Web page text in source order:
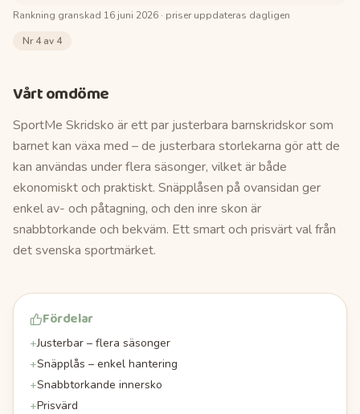
Rankning granskad 16 juni 2026 · priser uppdateras dagligen
Nr4av 4
Vårt omdöme
SportMe Skridsko är ett par justerbara barnskridskor som
barnet kan växa med – de justerbara storlekarna gör att de
kan användas under flera säsonger, vilket är både
ekonomiskt och praktiskt. Snäpplåsen på ovansidan ger
enkel av- och påtagning, och den inre skon är
snabbtorkande och bekväm. Ett smart och prisvärt val från
det svenska sportmärket.
Fördelar
+Justerbar – flera säsonger
+Snäpplås – enkel hantering
+Snabbtorkande innersko
+Prisvärd